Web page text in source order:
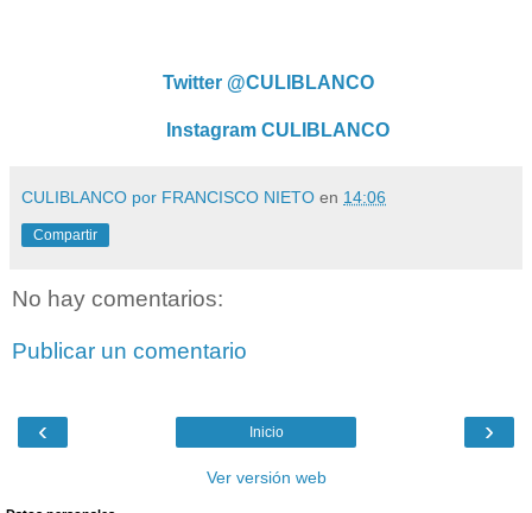
Twitter @CULIBLANCO
Instagram CULIBLANCO
CULIBLANCO por FRANCISCO NIETO en 14:06
Compartir
No hay comentarios:
Publicar un comentario
‹ ›
Inicio
Ver versión web